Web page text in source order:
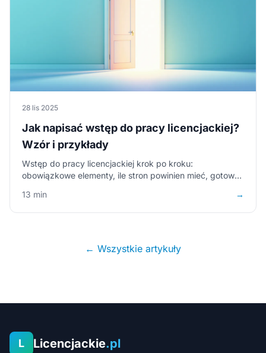
28 lis 2025
Jak napisać wstęp do pracy licencjackiej?
Wzór i przykłady
Wstęp do pracy licencjackiej krok po kroku:
obowiązkowe elementy, ile stron powinien mieć, gotowy
promotorzy.
13 min →
← Wszystkie artykuły
L Licencjackie.pl